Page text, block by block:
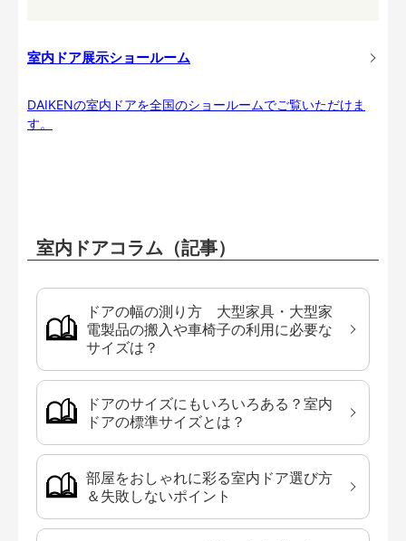
室内ドア展示ショールーム
DAIKENの室内ドアを全国のショールームでご覧いただけま
す。
室内ドアコラム（記事）
ドアの幅の測り方 大型家具・大型家
電製品の搬入や車椅子の利用に必要な
サイズは？
ドアのサイズにもいろいろある？室内
ドアの標準サイズとは？
部屋をおしゃれに彩る室内ドア選び方
＆失敗しないポイント